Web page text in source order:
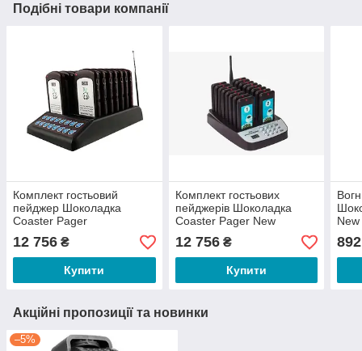
Подібні товари компанії
Комплект гостьовий
пейджер Шоколадка
Coaster Pager
12 756 ₴
Купити
Комплект гостьових
пейджерів Шоколадка
Coaster Pager New
12 756₴
Купити
New
892
Акційні пропозиції та новинки
–5%